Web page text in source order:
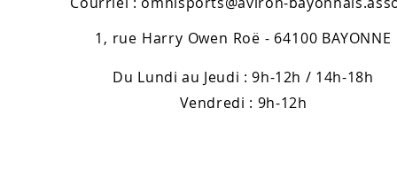
1, rue Harry Owen Roë - 64100 BAYONNE
Du Lundi au Jeudi : 9h-12h / 14h-18h
Vendredi : 9h-12h